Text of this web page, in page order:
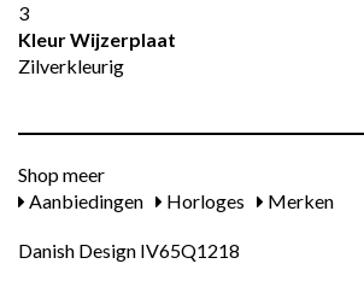
3
Kleur Wijzerplaat
Zilverkleurig
Shop meer
Aanbiedingen
Horloges Merken
Danish Design IV65Q1218